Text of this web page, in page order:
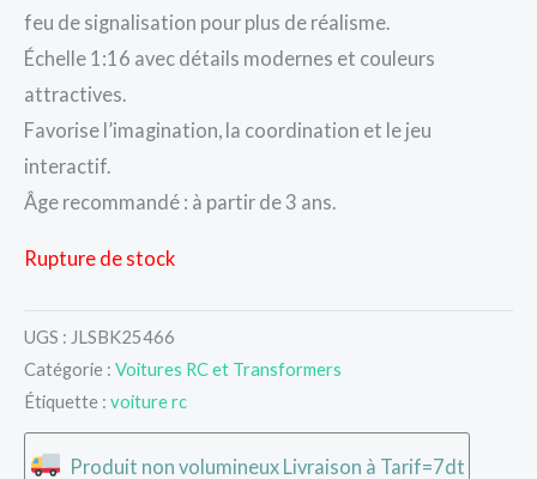
feu de signalisation pour plus de réalisme.
Échelle 1:16 avec détails modernes et couleurs
attractives.
Favorise l’imagination, la coordination et le jeu
interactif.
Âge recommandé : à partir de 3 ans.
Rupture de stock
UGS : JLSBK25466
Catégorie : Voitures RC et Transformers
Étiquette : voiture rc
Produit non volumineux Livraison à Tarif=7dt